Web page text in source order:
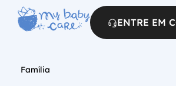
ENTRE EM
Família